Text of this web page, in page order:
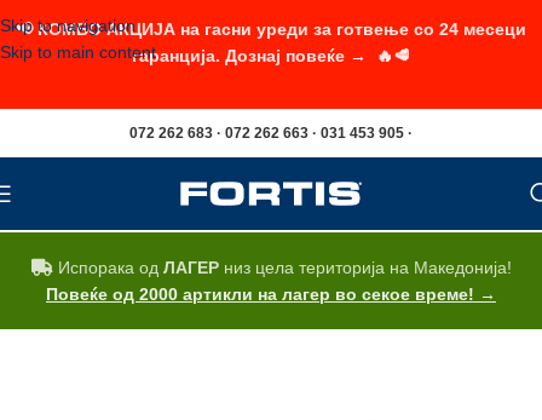
Skip to navigation
Skip to main content
072 262 683 · 072 262 663 · 031 453 905 ·
Испорака од ЛАГЕРниз цела територија на Македонија!
Повеќе од 2000 артикли на лагер во секое време! →
📢 КОМБО АКЦИЈА на гасни уреди за готвење со 24 месеци
гаранција. Дознај повеќе → 🔥🥩